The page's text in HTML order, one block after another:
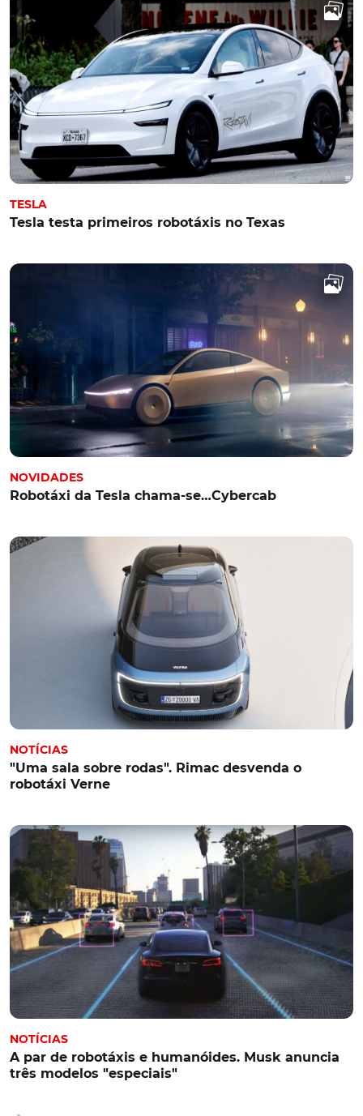
TESLA
Tesla testa primeiros robotáxis no Texas
NOVIDADES
Robotáxi da Tesla chama-se…Cybercab
NOTÍCIAS
"Uma sala sobre rodas". Rimac desvenda o
robotáxi Verne
NOTÍCIAS
A par de robotáxis e humanóides. Musk anuncia
três modelos "especiais"